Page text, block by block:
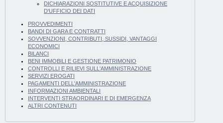
DICHIARAZIONI SOSTITUTIVE E ACQUISIZIONE
D'UFFICIO DEI DATI
PROVVEDIMENTI
BANDI DI GARA E CONTRATTI
SOVVENZIONI, CONTRIBUTI, SUSSIDI, VANTAGGI
ECONOMICI
BILANCI
BENI IMMOBILI E GESTIONE PATRIMONIO
CONTROLLI E RILIEVI SULL'AMMINISTRAZIONE
SERVIZI EROGATI
PAGAMENTI DELL'AMMINISTRAZIONE
INFORMAZIONI AMBIENTALI
INTERVENTI STRAORDINARI E DI EMERGENZA
ALTRI CONTENUTI